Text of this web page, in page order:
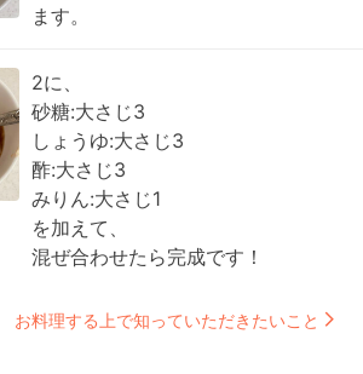
ます。
2に、
砂糖:大さじ3
しょうゆ:大さじ3
酢:大さじ3
みりん:大さじ1
を加えて、
混ぜ合わせたら完成です！
お料理する上で知っていただきたいこと